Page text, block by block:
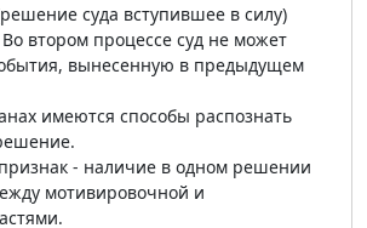
суда вступившее в силу)
втором процессе суд не может
вынесенную в предыдущем
имеются способы распознать
- наличие в одном решении
мотивировочной и